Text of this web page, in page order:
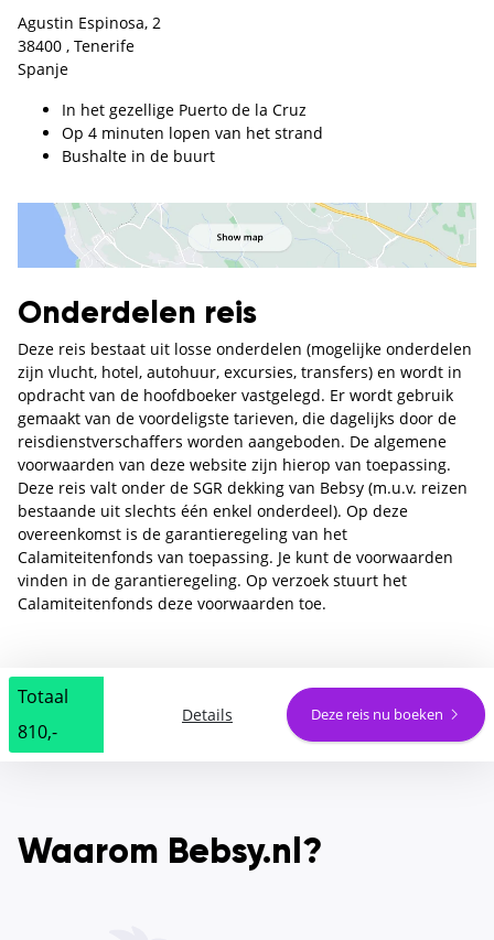
Agustin Espinosa, 2
38400 , Tenerife
Spanje
In het gezellige Puerto de la Cruz
Op 4 minuten lopen van het strand
Bushalte in de buurt
Onderdelen reis
Deze reis bestaat uit losse onderdelen (mogelijke onderdelen
zijn vlucht, hotel, autohuur, excursies, transfers) en wordt in
opdracht van de hoofdboeker vastgelegd. Er wordt gebruik
gemaakt van de voordeligste tarieven, die dagelijks door de
reisdienstverschaffers worden aangeboden. De algemene
voorwaarden van deze website zijn hierop van toepassing.
Deze reis valt onder de SGR dekking van Bebsy (m.u.v. reizen
bestaande uit slechts één enkel onderdeel). Op deze
overeenkomst is de garantieregeling van het
Calamiteitenfonds van toepassing. Je kunt de voorwaarden
vinden in de garantieregeling. Op verzoek stuurt het
Calamiteitenfonds deze voorwaarden toe.
Totaal
810,-
Details Deze reis nu boeken
Waarom Bebsy.nl?